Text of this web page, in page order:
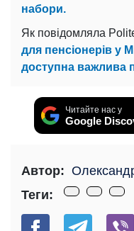
набори.
Як повідомляла
для пенсіонерів у
доступна важлива
Читайте нас у
Google
Автор:
Теги: